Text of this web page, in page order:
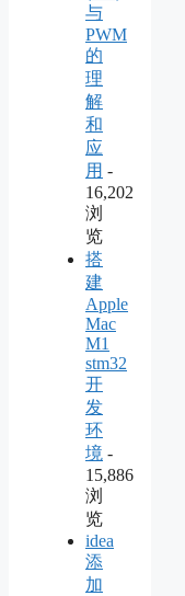
与
PWM
的
理
解
和
应
用 -
16,202
浏
览
搭
建
Apple
Mac
M1
stm32
开
发
环
境 -
15,886
浏
览
idea
添
加